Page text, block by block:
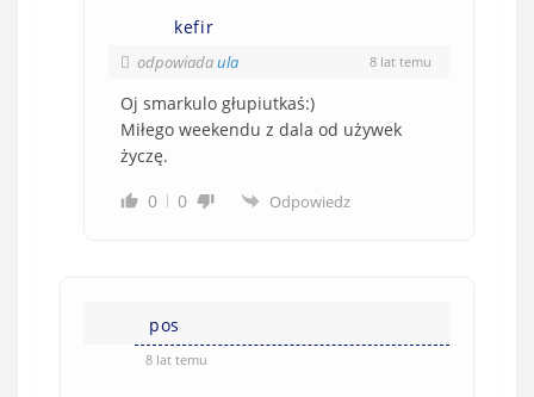
kefir
odpowiadaula 8 lat temu
Oj smarkulo głupiutkaś:)
Miłego weekendu z dala od używek
życzę.
0
0 Odpowiedz
pos
8 lat temu